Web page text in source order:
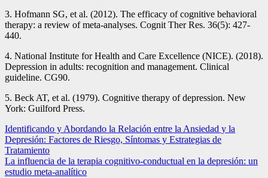
3. Hofmann SG, et al. (2012). The efficacy of cognitive behavioral
therapy: a review of meta-analyses. Cognit Ther Res. 36(5): 427-
440.
4. National Institute for Health and Care Excellence (NICE). (2018).
Depression in adults: recognition and management. Clinical
guideline. CG90.
5. Beck AT, et al. (1979). Cognitive therapy of depression. New
York: Guilford Press.
Navegación
de
entradas
Identificando y Abordando la Relación entre la Ansiedad y la
Depresión: Factores de Riesgo, Síntomas y Estrategias de
Tratamiento
La influencia de la terapia cognitivo-conductual en la depresión: un
estudio meta-analítico